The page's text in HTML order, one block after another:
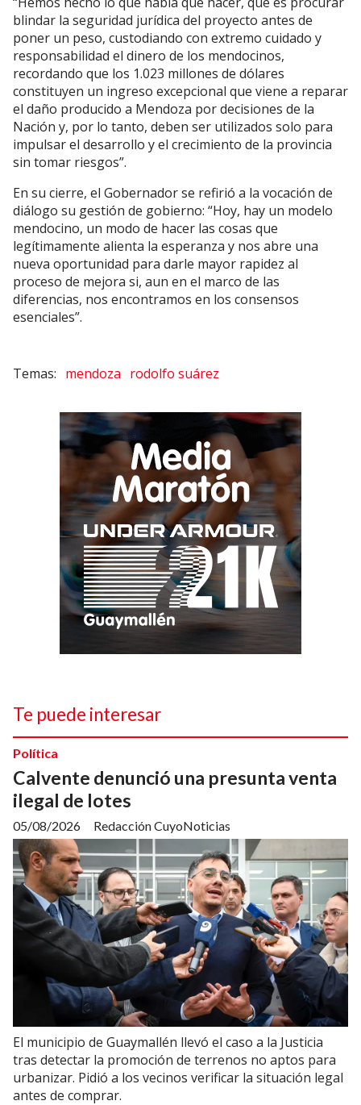
blindar la seguridad jurídica del proyecto antes de
poner un peso, custodiando con extremo cuidado y
responsabilidad el dinero de los mendocinos,
recordando que los 1.023 millones de dólares
constituyen un ingreso excepcional que viene a reparar
el daño producido a Mendoza por decisiones de la
Nación y, por lo tanto, deben ser utilizados solo para
impulsar el desarrollo y el crecimiento de la provincia
sin tomar riesgos”.
En su cierre, el Gobernador se refirió a la vocación de
diálogo su gestión de gobierno: “Hoy, hay un modelo
mendocino, un modo de hacer las cosas que
legítimamente alienta la esperanza y nos abre una
nueva oportunidad para darle mayor rapidez al
proceso de mejora si, aun en el marco de las
diferencias, nos encontramos en los consensos
esenciales”.
mendoza rodolfo suárez
Te puede interesar
Calvente denunció una presunta venta
ilegal de lotes
Redacción CuyoNoticias
Política
05/08/2026
El municipio de Guaymallén llevó el caso a la Justicia
tras detectar la promoción de terrenos no aptos para
urbanizar. Pidió a los vecinos verificar la situación legal
antes de comprar.